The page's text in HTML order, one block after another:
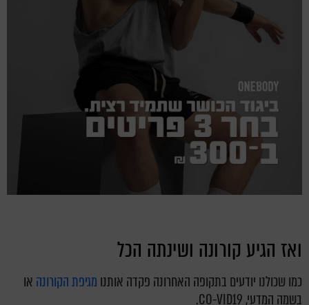
ואז הגיע קורונה ושינתה הכל
כמו שכולנו יודעים בתקופה האחרונה פקדה אותנו מגיפת הקורונה או
בשמה המדעי, CO-VID19.